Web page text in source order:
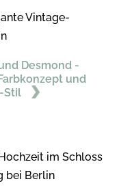
Vintage-
Desmond -
und
Stil
im Schloss
bei Berlin